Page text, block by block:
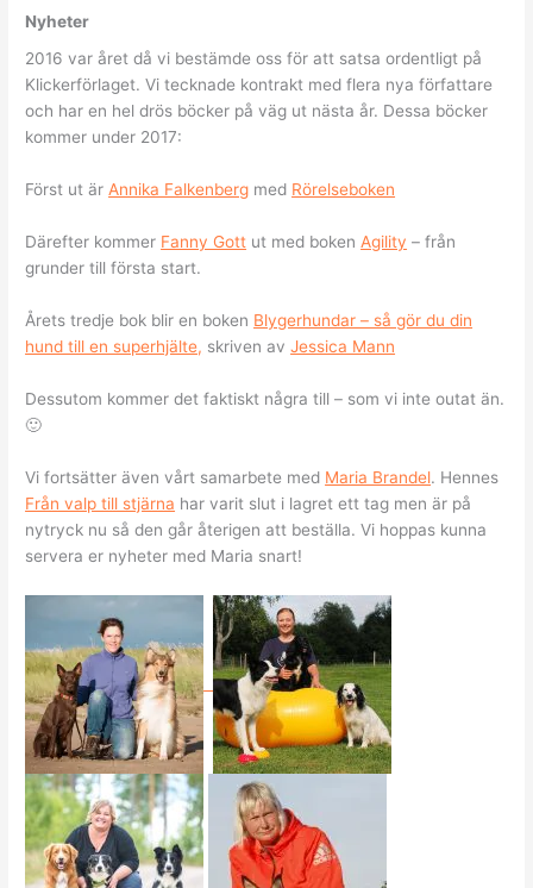
Nyheter
2016 var året då vi bestämde oss för att satsa ordentligt på
Klickerförlaget. Vi tecknade kontrakt med flera nya författare
och har en hel drös böcker på väg ut nästa år. Dessa böcker
kommer under 2017:
Först ut ärAnnika Falkenberg med Rörelseboken
Därefter kommer Fanny Gott ut med boken Agility – från
grunder till första start.
Årets tredje bok blir en boken Blygerhundar – så gör du din
hund till en superhjälte, skriven avJessica Mann
Dessutom kommer det faktiskt några till – som vi inte outat än.
🙂
Vi fortsätter även vårt samarbete med Maria Brandel. Hennes
Från valp till stjärna har varit slut i lagret ett tag men är på
nytryck nu så den går återigen att beställa. Vi hoppas kunna
servera er nyheter med Maria snart!